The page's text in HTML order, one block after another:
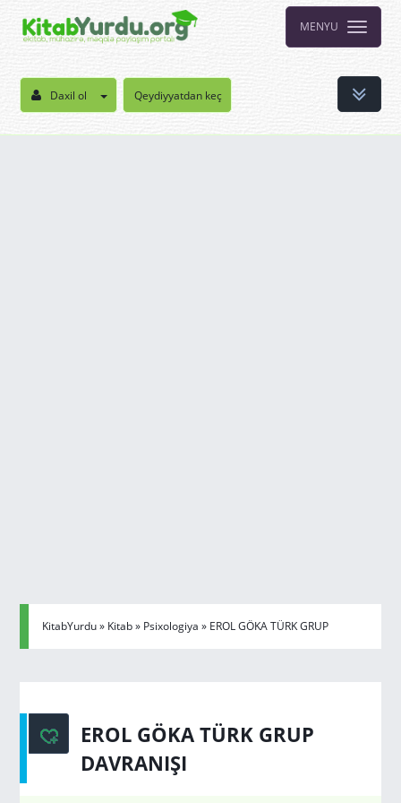
MENYU
Daxil ol Qeydiyyatdan keç
KitabYurdu» Kitab» Psixologiya » EROL GÖKA TÜRK GRUP
EROL GÖKA TÜRK GRUP
DAVRANIŞI